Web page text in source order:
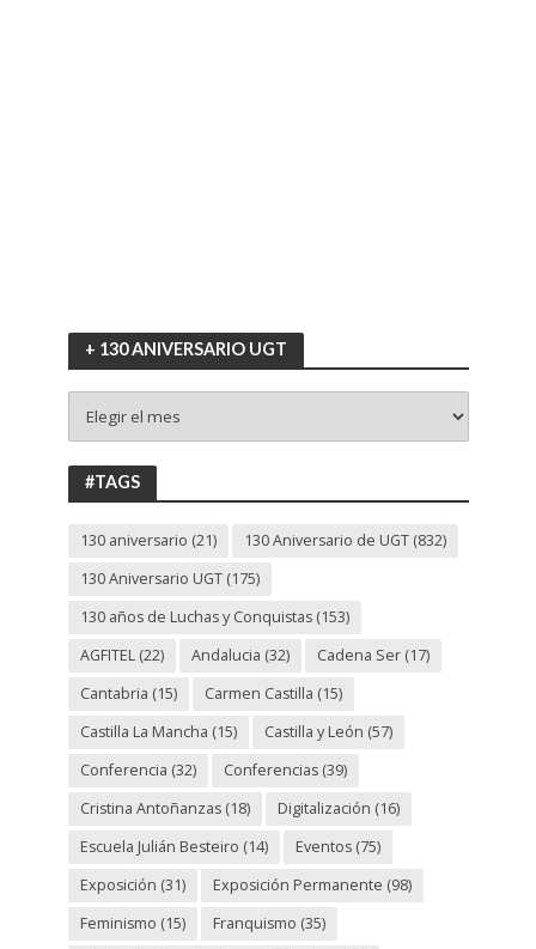
+ 130 ANIVERSARIO UGT
130
ANIVERSARIO
UGT
#TAGS
130 aniversario (21) 130 Aniversario de UGT(832)
130 Aniversario UGT(175)
130 años de Luchas y Conquistas(153)
AGFITEL(22) Andalucia (32) Cadena Ser(17)
Cantabria (15) Carmen Castilla (15)
Castilla La Mancha (15) Castilla y León (57)
Conferencia (32) Conferencias(39)
Cristina Antoñanzas(18) Digitalización (16)
Escuela Julián Besteiro (14) Eventos(75)
Exposición (31) Exposición Permanente (98)
Feminismo (15) Franquismo (35)